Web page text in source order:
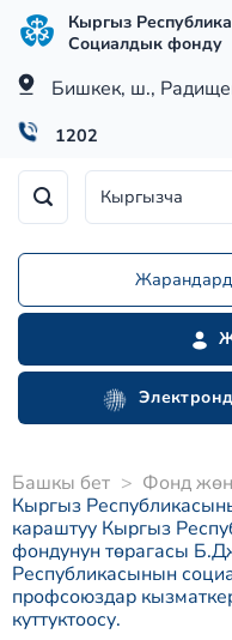
Skip
content
Кыргыз
Социалдык фонду
Бишкек, ш.,
1202
Кыргызча
Башкы бет > Фонд
Кыргыз
караштуу Кыргыз
фондунун төрагасы
Республикасынын
профсоюздар
куттуктоосу.